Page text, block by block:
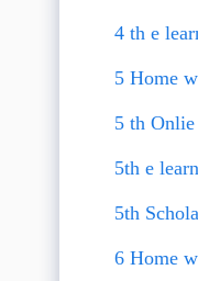
4 th e
5 Home
5 th Onlie
5th e
5th
6 Home